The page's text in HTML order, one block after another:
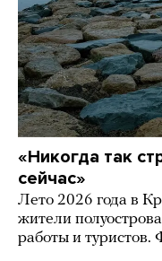
«Никогда так
сейчас»
Лето 2026 года в
жители
работы и туристов.